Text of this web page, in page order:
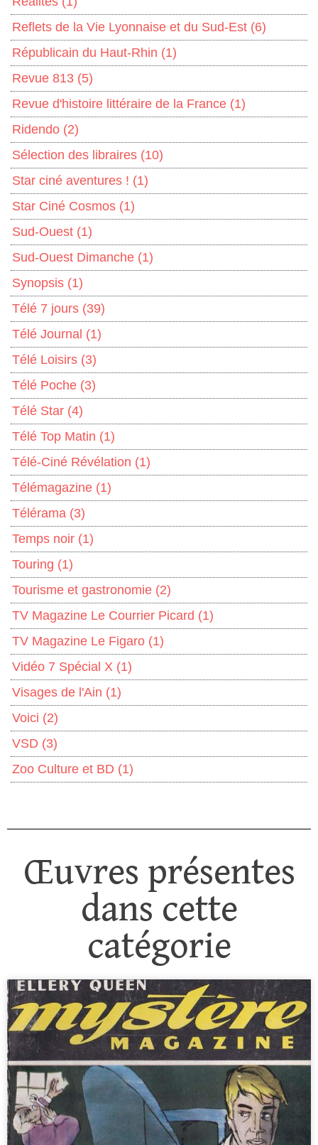
Reflets de la Vie Lyonnaise et du Sud-Est (6)
Républicain du Haut-Rhin (1)
Revue 813 (5)
Revue d'histoire littéraire de la France (1)
Ridendo (2)
Sélection des libraires (10)
Star ciné aventures ! (1)
Star Ciné Cosmos (1)
Sud-Ouest (1)
Sud-Ouest Dimanche (1)
Synopsis (1)
Télé 7 jours (39)
Télé Journal (1)
Télé Loisirs (3)
Télé Poche (3)
Télé Star (4)
Télé Top Matin (1)
Télé-Ciné Révélation (1)
Télémagazine (1)
Télérama (3)
Temps noir (1)
Touring (1)
Tourisme et gastronomie (2)
TV Magazine Le Courrier Picard (1)
TV Magazine Le Figaro (1)
Vidéo 7 Spécial X (1)
Visages de l'Ain (1)
Voici (2)
VSD (3)
Zoo Culture et BD (1)
Œuvres présentes
dans cette
catégorie